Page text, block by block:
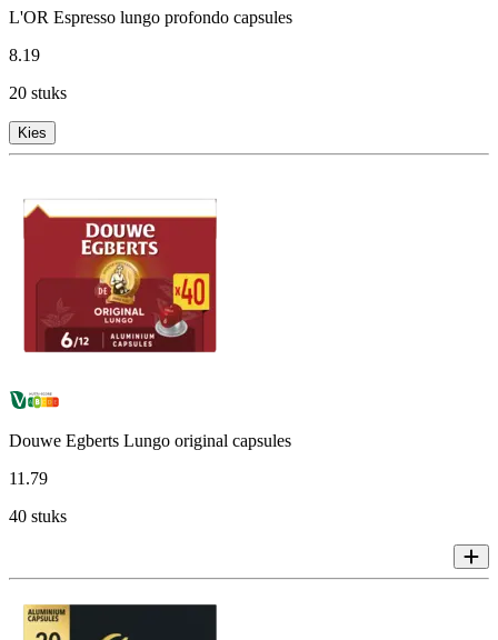
L'OR Espresso lungo profondo capsules
8.19
20 stuks
Kies
Douwe Egberts Lungo original capsules
11.79
40 stuks